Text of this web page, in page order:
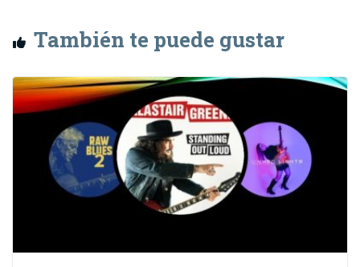
También te puede gustar